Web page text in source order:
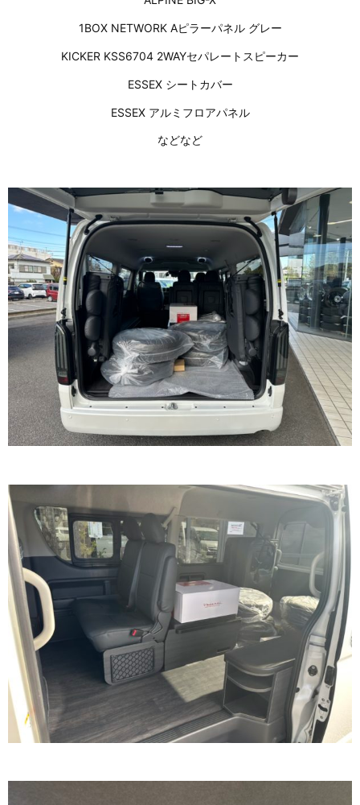
1BOX NETWORK Aピラーパネル グレー
KICKER KSS6704 2WAYセパレートスピーカー
ESSEX シートカバー
ESSEX アルミフロアパネル
などなど